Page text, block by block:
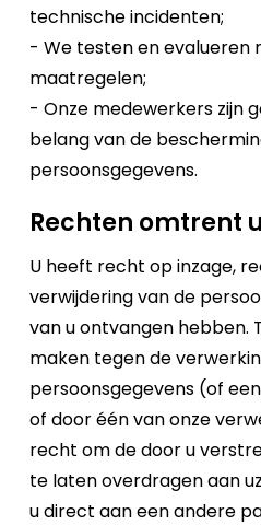
technische incidenten;
- We testen en evalueren
maatregelen;
- Onze medewerkers zijn
belang van de
persoonsgegevens.
Rechten omtrent
U heeft recht op inzage,
verwijdering van de
van u ontvangen hebben.
maken tegen de
persoonsgegevens (of
of door één van onze
recht om de door u
te laten overdragen aan
u direct aan een andere